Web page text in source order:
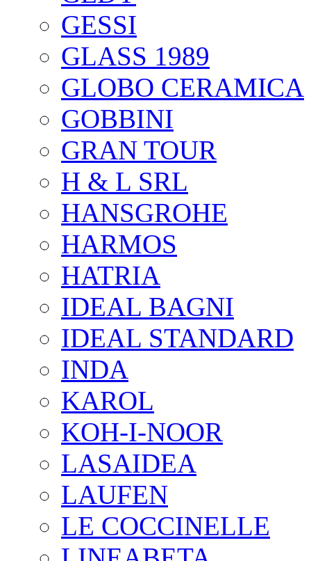
GESSI
GLASS 1989
GLOBO CERAMICA
GOBBINI
GRAN TOUR
H & L SRL
HANSGROHE
HARMOS
HATRIA
IDEAL BAGNI
IDEAL STANDARD
INDA
KAROL
KOH-I-NOOR
LASAIDEA
LAUFEN
LE COCCINELLE